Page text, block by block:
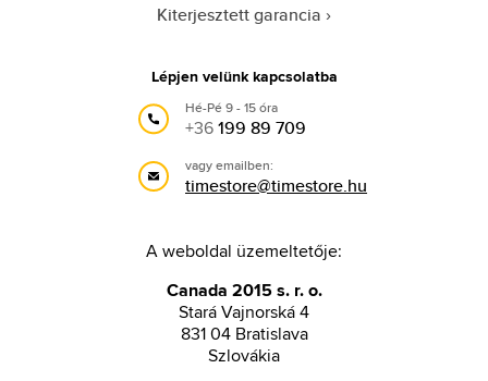
Kiterjesztett garancia
Lépjen velünk kapcsolatba
Hé-Pé 9 - 15 óra
+36199 89 709
vagy emailben:
timestore@timestore.hu
A weboldal üzemeltetője:
Canada 2015 s. r. o.
Stará Vajnorská 4
831 04 Bratislava
Szlovákia